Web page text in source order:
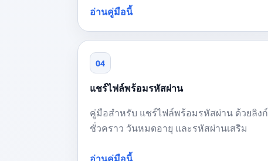
อ่านคู่มือนี้
04
แชร์ไฟล์พร้อมรหัสผ่าน
คู่มือสำหรับ แชร์ไฟล์พร้อมรหัสผ่าน ด้วยลิงก์
ชั่วคราว วันหมดอายุ และรหัสผ่านเสริม